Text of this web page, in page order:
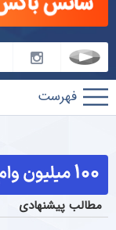
پارس
فوتبال
مطالب پیشنهادی